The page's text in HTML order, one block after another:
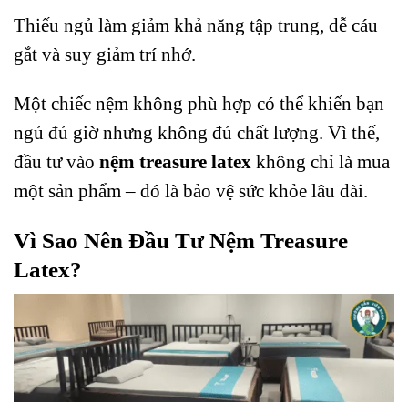
Thiếu ngủ làm giảm khả năng tập trung, dễ cáu
gắt và suy giảm trí nhớ.
Một chiếc nệm không phù hợp có thể khiến bạn
ngủ đủ giờ nhưng không đủ chất lượng. Vì thế,
đầu tư vào nệm treasure latex không chỉ là mua
một sản phẩm – đó là bảo vệ sức khỏe lâu dài.
Vì Sao Nên Đầu Tư Nệm Treasure
Latex?